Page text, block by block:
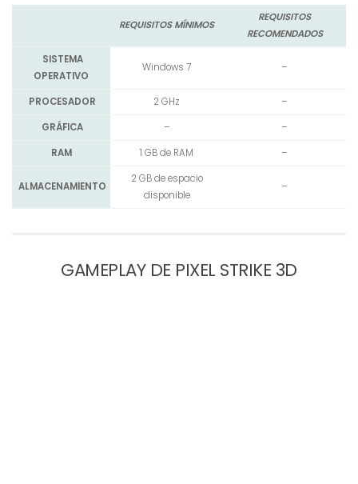
REQUISITOS MÍNIMOS
REQUISITOS
RECOMENDADOS
SISTEMA
OPERATIVO
Windows 7 –
PROCESADOR 2 GHz
–
GRÁFICA
–
–
RAM
1 GB de RAM –
ALMACENAMIENTO
2 GB de espacio
disponible
–
GAMEPLAY DE PIXEL STRIKE 3D